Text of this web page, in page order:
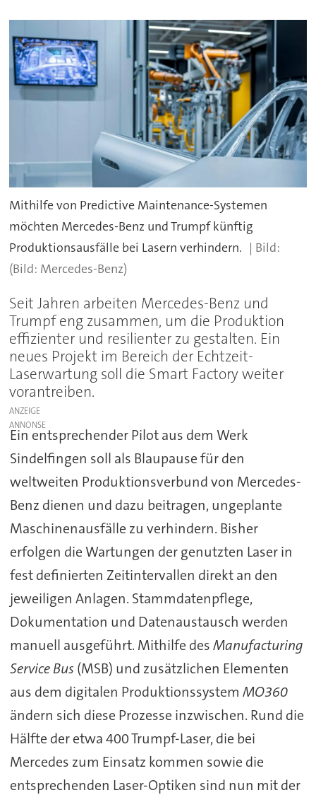
Mithilfe von Predictive Maintenance-Systemen
möchten Mercedes-Benz und Trumpf künftig
Produktionsausfälle bei Lasern verhindern.
(Bild: Mercedes-Benz)
Seit Jahren arbeiten Mercedes-Benz und
Trumpf eng zusammen, um die Produktion
effizienter und resilienter zu gestalten. Ein
neues Projekt im Bereich der Echtzeit-
Laserwartung soll die Smart Factory weiter
vorantreiben.
ANZEIGE
Ein entsprechender Pilot aus dem Werk
Sindelfingen soll als Blaupause für den
weltweiten Produktionsverbund von Mercedes-
Benz dienen und dazu beitragen, ungeplante
Maschinenausfälle zu verhindern. Bisher
erfolgen die Wartungen der genutzten Laser in
fest definierten Zeitintervallen direkt an den
jeweiligen Anlagen. Stammdatenpflege,
Dokumentation und Datenaustausch werden
manuell ausgeführt. Mithilfe desManufacturing
Service Bus (MSB) und zusätzlichen Elementen
aus dem digitalen Produktionssystem MO360
ändern sich diese Prozesse inzwischen. Rund die
Hälfte der etwa 400 Trumpf-Laser, die bei
Mercedes zum Einsatz kommen sowie die
entsprechenden Laser-Optiken sind nun mit der